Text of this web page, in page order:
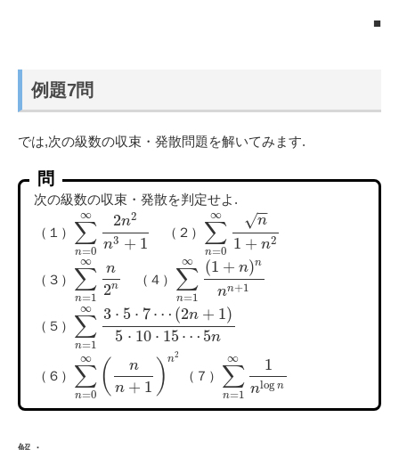
■
例題7問
では,次の級数の収束・発散問題を解いてみます.
問
次の級数の収束・発散を判定せよ.
（１） ∑
n=0
∞ 2n2
n3 + 1
（２） ∑
n=0
∞ n
−
−
√
1 + n2
（３） ∑
n=1
∞ n
2n （４） ∑
n=1
∞ (1 + n)n
nn+1
（５） ∑
n=1
∞ 3 ⋅ 5 ⋅ 7⋯ (2n + 1)
5 ⋅ 10 ⋅ 15 ⋯ 5n
（６） ∑
n=0
∞ (
n
n + 1 ) n2
（７） ∑
n=1
∞ 1
nlog n